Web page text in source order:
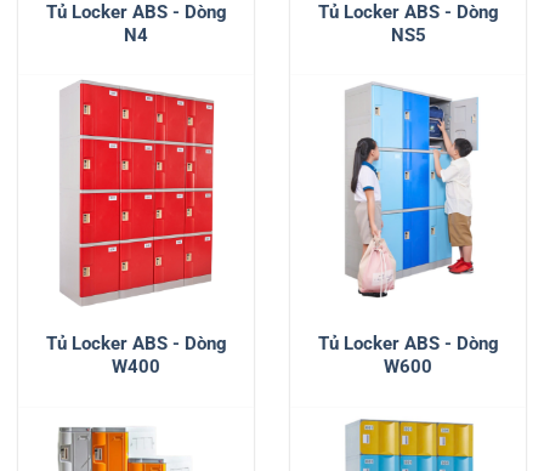
Tủ Locker ABS - Dòng
N4
Tủ Locker ABS - Dòng
W400
Tủ Locker ABS - Dòng
NS5
Tủ Locker ABS - Dòng
W600